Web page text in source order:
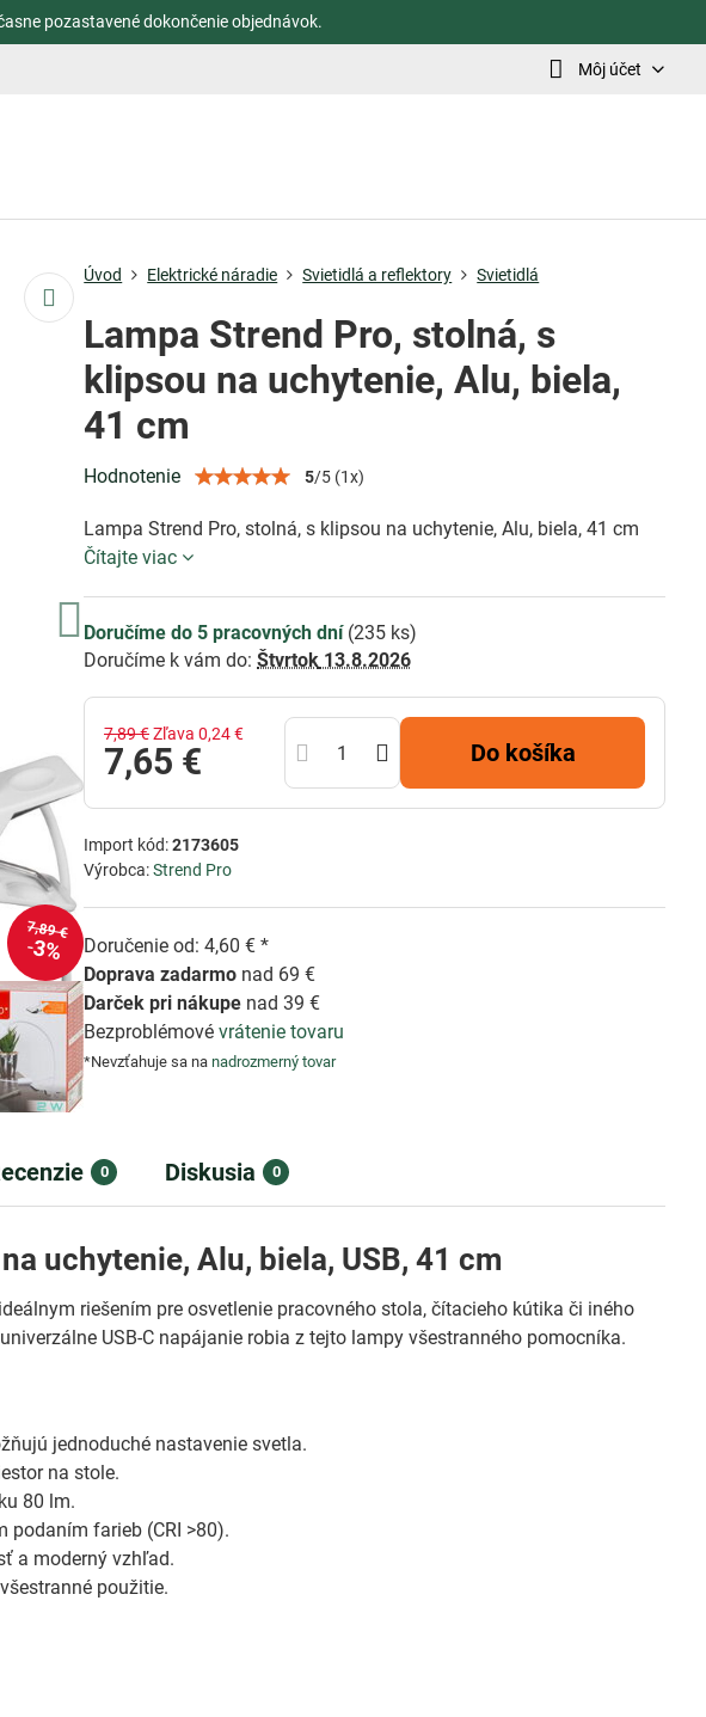
pozastavené dokončenie objednávok.
Môj účet
7,89 €
3%
Úvod Elektrické náradie Svietidlá a reflektory Svietidlá
Lampa Strend Pro, stolná, s
klipsou na uchytenie, Alu, biela,
41 cm
Hodnotenie 5/5 (1x)
Lampa Strend Pro, stolná, s klipsou na uchytenie, Alu, biela, 41 cm
Čítajte viac
Doručíme do 5 pracovných dní (235 ks)
Doručíme k vám do:Štvrtok 13.8.2026
7,89 € Zľava 0,24 €
7,65 € Do košíka
Import kód:2173605
Výrobca:Strend Pro
Doručenie od: 4,60 € *
Doprava zadarmo nad 69 €
Darček pri nákupe nad 39 €
Bezproblémovévrátenie tovaru
*Nevzťahuje sa nanadrozmerný tovar
0 Diskusia 0
uchytenie, Alu, biela, USB, 41 cm
riešením pre osvetlenie pracovného stola, čítacieho kútika či iného
USB-C napájanie robia z tejto lampy všestranného pomocníka.
jednoduché nastavenie svetla.
na stole.
80 lm.
podaním farieb (CRI >80).
a moderný vzhľad.
použitie.